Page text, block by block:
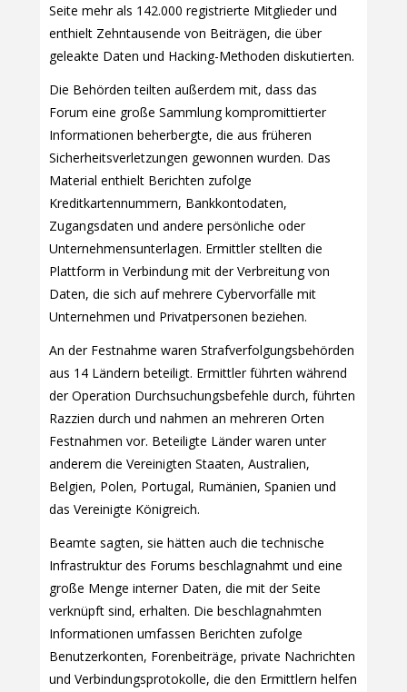
Seite mehr als 142.000 registrierte Mitglieder und
enthielt Zehntausende von Beiträgen, die über
geleakte Daten und Hacking-Methoden diskutierten.
Die Behörden teilten außerdem mit, dass das
Forum eine große Sammlung kompromittierter
Informationen beherbergte, die aus früheren
Sicherheitsverletzungen gewonnen wurden. Das
Material enthielt Berichten zufolge
Kreditkartennummern, Bankkontodaten,
Zugangsdaten und andere persönliche oder
Unternehmensunterlagen. Ermittler stellten die
Plattform in Verbindung mit der Verbreitung von
Daten, die sich auf mehrere Cybervorfälle mit
Unternehmen und Privatpersonen beziehen.
An der Festnahme waren Strafverfolgungsbehörden
aus 14 Ländern beteiligt. Ermittler führten während
der Operation Durchsuchungsbefehle durch, führten
Razzien durch und nahmen an mehreren Orten
Festnahmen vor. Beteiligte Länder waren unter
anderem die Vereinigten Staaten, Australien,
Belgien, Polen, Portugal, Rumänien, Spanien und
das Vereinigte Königreich.
Beamte sagten, sie hätten auch die technische
Infrastruktur des Forums beschlagnahmt und eine
große Menge interner Daten, die mit der Seite
verknüpft sind, erhalten. Die beschlagnahmten
Informationen umfassen Berichten zufolge
Benutzerkonten, Forenbeiträge, private Nachrichten
und Verbindungsprotokolle, die den Ermittlern helfen